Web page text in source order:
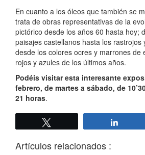
En cuanto a los óleos que también se
trata de obras representativas de la
pictórico desde los años 60 hasta hoy;
paisajes castellanos hasta los rastrojos
desde los colores ocres y marrones de
rojos y azules de los últimos años.
Podéis visitar esta interesante
febrero, de martes a sábado, de
21 horas.
Artículos relacionados :